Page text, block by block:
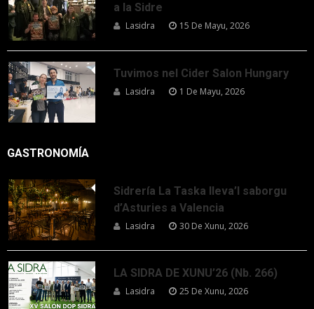
a la Sidre
Lasidra 15 De Mayu, 2026
Tuvimos nel Cider Salon Hungary
Lasidra 1 De Mayu, 2026
GASTRONOMÍA
Sidrería La Taska lleva’l saborgu
d’Asturies a Valencia
Lasidra 30 De Xunu, 2026
LA SIDRA DE XUNU’26 (Nb. 266)
Lasidra 25 De Xunu, 2026